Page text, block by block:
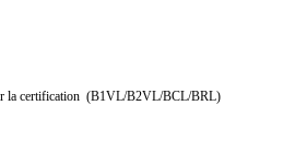
la certification (B1VL/B2VL/BCL/BRL)